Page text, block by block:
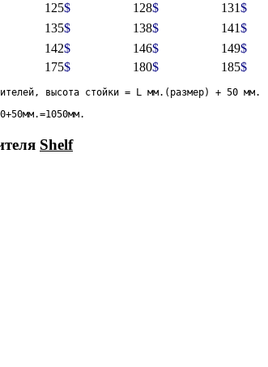
125$ 128$ 131$
135$ 138$ 141$
142$ 146$ 149$
175$ 180$ 185$
высота стойки = L мм.(размер) + 50 мм.
Shelf